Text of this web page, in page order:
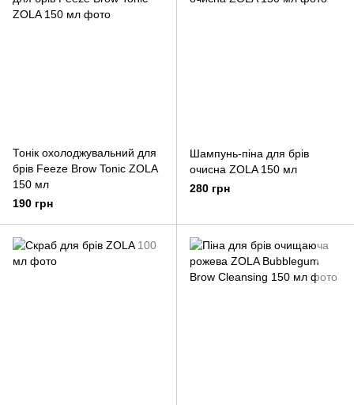
Тонік охолоджувальний для
брів Feeze Brow Tonic ZOLA
150 мл
190 грн
Шампунь-піна для брів
очисна ZOLA 150 мл
280 грн